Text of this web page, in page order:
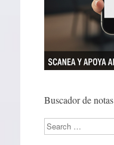
Buscador de notas
Search